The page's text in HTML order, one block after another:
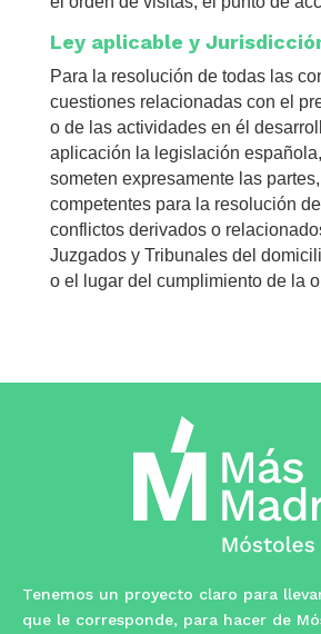
Ley aplicable y
Para la resolución de todas las
cuestiones relacionadas con el
o de las actividades en él
aplicación la legislación
someten expresamente las
competentes para la resolución
conflictos derivados o
Juzgados y Tribunales del
o el lugar del cumplimiento de la
Tenemos un proyecto claro para
que le corresponde, para hacer de